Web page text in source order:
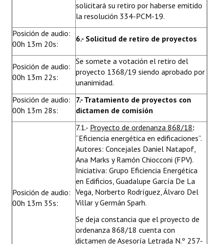
solicitará su retiro por haberse emitido
la resolución 334-PCM-19.
Posición de audio:
00h 13m 20s:
6.- Solicitud de retiro de proyectos
Posición de audio:
00h 13m 22s:
Se somete a votación el retiro del
proyecto 1368/19 siendo aprobado por
unanimidad.
Posición de audio:
00h 13m 28s:
7.- Tratamiento de proyectos con
dictamen de comisión
Posición de audio:
00h 13m 35s:
7.1.- Proyecto de ordenanza 868/18:
“Eficiencia energética en edificaciones”.
Autores: Concejales Daniel Natapof,
Ana Marks y Ramón Chiocconi (FPV).
Iniciativa: Grupo Eficiencia Energética
en Edificios, Guadalupe García De La
Vega, Norberto Rodríguez, Álvaro Del
Villar y Germán Sparh.
Se deja constancia que el proyecto de
ordenanza 868/18 cuenta con
dictamen de Asesoría Letrada N.º 257-